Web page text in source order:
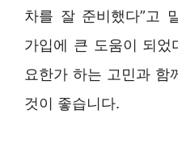
차를 잘 준비했다”고
가입에 큰 도움이 되었
요한가 하는 고민과 함
것이 좋습니다.